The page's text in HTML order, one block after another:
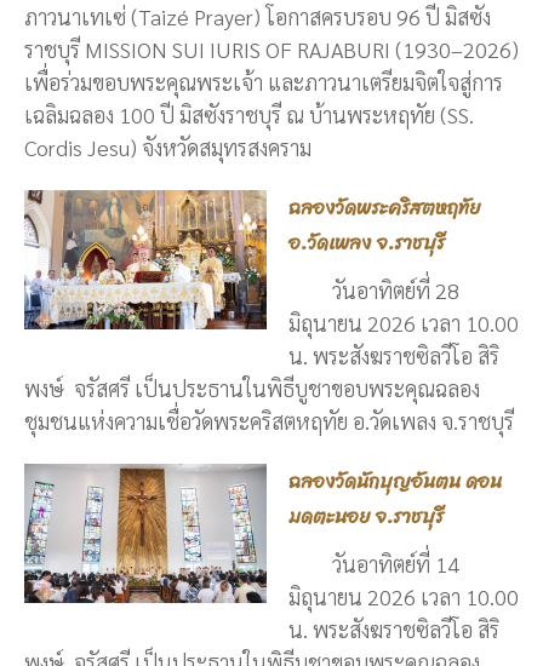
ภาวนาเทเซ่ (Taizé Prayer) โอกาสครบรอบ 96 ปี มิสซัง
ราชบุรี MISSION SUI IURIS OF RAJABURI (1930–2026)
เพื่อร่วมขอบพระคุณพระเจ้า และภาวนาเตรียมจิตใจสู่การ
เฉลิมฉลอง 100 ปี มิสซังราชบุรี ณ บ้านพระหฤทัย (SS.
Cordis Jesu) จังหวัดสมุทรสงคราม
ฉลองวัดพระคริสตหฤทัย
อ.วัดเพลง จ.ราชบุรี
วันอาทิตย์ที่ 28
มิถุนายน 2026 เวลา 10.00
น. พระสังฆราชซิลวีโอ สิริ
พงษ์ จรัสศรี เป็นประธานในพิธีบูชาขอบพระคุณฉลอง
ชุมชนแห่งความเชื่อวัดพระคริสตหฤทัย อ.วัดเพลง จ.ราชบุรี
ฉลองวัดนักบุญอันตน ดอน
มดตะนอย จ.ราชบุรี
วันอาทิตย์ที่ 14
มิถุนายน 2026 เวลา 10.00
น. พระสังฆราชซิลวีโอ สิริ